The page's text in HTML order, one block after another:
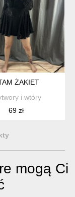
ŻAKIET
i wtóry
69 zł
mogą Ci